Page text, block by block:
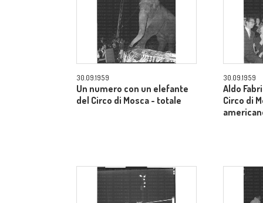
30.09.1959
Un numero con un elefante
del Circo di Mosca - totale
30.09.1959
Aldo
Circo di